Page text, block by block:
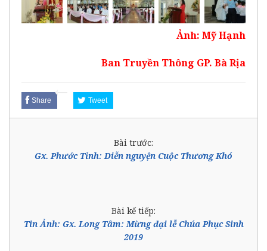
Ảnh: Mỹ Hạnh
Ban Truyền Thông GP. Bà Rịa
Share Tweet
Bài trước:
Gx. Phước Tỉnh: Diễn nguyện Cuộc Thương Khó
Bài kế tiếp:
Tin Ảnh: Gx. Long Tâm: Mừng đại lễ Chúa Phục Sinh
2019